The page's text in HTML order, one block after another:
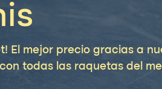
El mejor precio gracias a
todas las raquetas del